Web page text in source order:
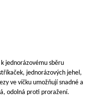
jednorázovému sběru
jednorázových jehel,
ve víčku umožňují snadné a
odolná proti proražení.